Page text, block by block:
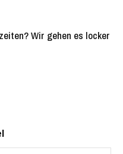
Wir gehen es locker